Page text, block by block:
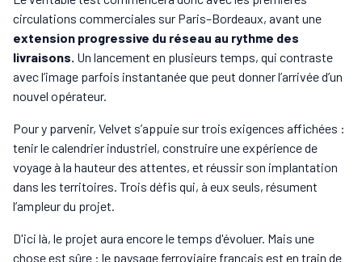
circulations commerciales sur Paris–Bordeaux, avant une
extension progressive du réseau au rythme des
livraisons. Un lancement en plusieurs temps, qui contraste
avec l’image parfois instantanée que peut donner l’arrivée d’un
nouvel opérateur.
Pour y parvenir, Velvet s’appuie sur trois exigences affichées :
tenir le calendrier industriel, construire une expérience de
voyage à la hauteur des attentes, et réussir son implantation
dans les territoires. Trois défis qui, à eux seuls, résument
l’ampleur du projet.
D'ici là, le projet aura encore le temps d'évoluer. Mais une
chose est sûre : le paysage ferroviaire français est en train de